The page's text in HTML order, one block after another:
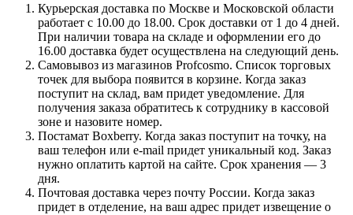
Курьерская доставка по Москве и Московской области
работает с 10.00 до 18.00. Срок доставки от 1 до 4 дней.
При наличии товара на складе и оформлении его до
16.00 доставка будет осуществлена на следующий день.
Самовывоз из магазинов Profcosmo. Список торговых
точек для выбора появится в корзине. Когда заказ
поступит на склад, вам придет уведомление. Для
получения заказа обратитесь к сотруднику в кассовой
зоне и назовите номер.
Постамат Boxberry. Когда заказ поступит на точку, на
ваш телефон или e-mail придет уникальный код. Заказ
нужно оплатить картой на сайте. Срок хранения — 3
дня.
Почтовая доставка через почту России. Когда заказ
придет в отделение, на ваш адрес придет извещение о